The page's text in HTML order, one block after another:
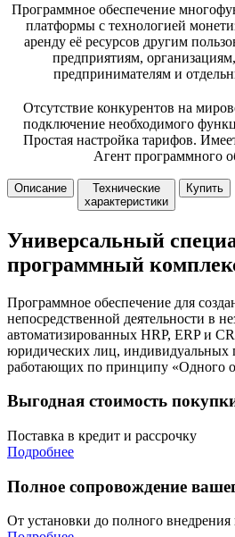
Программное обеспечение
платформы с технологией
аренду её ресурсов другим
предприятиям,
предпринимателям и
Отсутствие конкурентов на
подключение необходимого
Простая настройка тарифов.
Агент программного
Описание
Технические
характеристики
Купить
Универсальный
программный
Программное обеспечение для
непосредственной деятельности в
автоматизированных HRP, ERP и
юридических лиц, индивидуальных
работающих по принципу «Одного
Выгодная стоимость
Поставка в кредит и рассрочку
Подробнее
Полное сопровождение
От установки до полного внедрения